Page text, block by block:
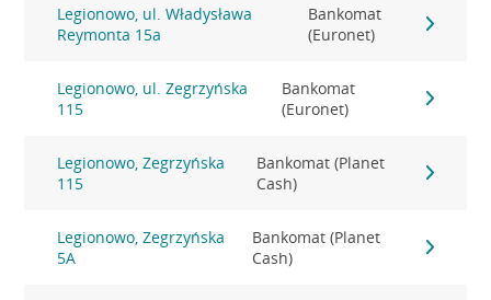
Legionowo, ul. Władysława
Reymonta 15a
Bankomat
(Euronet)
Legionowo, ul. Zegrzyńska
115
Bankomat
(Euronet)
Legionowo, Zegrzyńska
115
Bankomat (Planet
Cash)
Legionowo, Zegrzyńska
5A
Bankomat (Planet
Cash)